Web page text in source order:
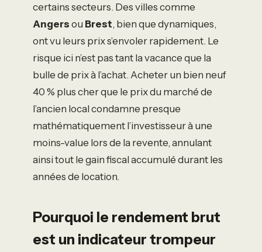
certains secteurs. Des villes comme
Angers ou Brest, bien que dynamiques,
ont vu leurs prix s’envoler rapidement. Le
risque ici n’est pas tant la vacance que la
bulle de prix à l’achat. Acheter un bien neuf
40 % plus cher que le prix du marché de
l’ancien local condamne presque
mathématiquement l’investisseur à une
moins-value lors de la revente, annulant
ainsi tout le gain fiscal accumulé durant les
années de location.
Pourquoi le rendement brut
est un indicateur trompeur